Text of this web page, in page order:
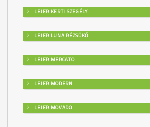
LEIER KERTI SZEGÉLY
LEIER LUNA RÉZSŰKŐ
LEIER MERCATO
LEIER MODERN
LEIER MOVADO